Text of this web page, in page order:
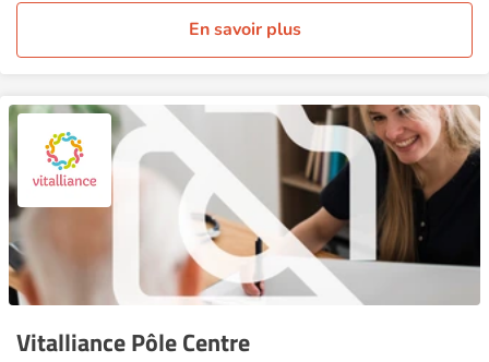
En savoir plus
Vitalliance Pôle Centre